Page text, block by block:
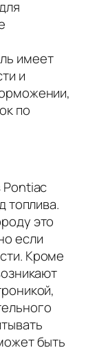
имеет
и
по
Pontiac
топлива.
это
если
Кроме
быть